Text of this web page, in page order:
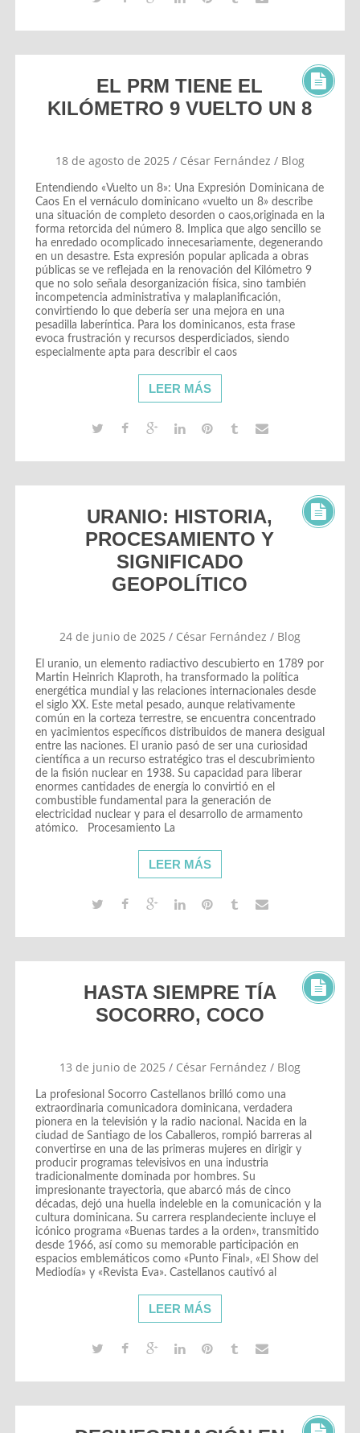
EL PRM TIENE EL
KILÓMETRO 9 VUELTO UN 8
18 de agosto de 2025 / César Fernández / Blog
Entendiendo «Vuelto un 8»: Una Expresión Dominicana de
Caos En el vernáculo dominicano «vuelto un 8» describe
una situación de completo desorden o caos,originada en la
forma retorcida del número 8. Implica que algo sencillo se
ha enredado ocomplicado innecesariamente, degenerando
en un desastre. Esta expresión popular aplicada a obras
públicas se ve reflejada en la renovación del Kilómetro 9
que no solo señala desorganización física, sino también
incompetencia administrativa y malaplanificación,
convirtiendo lo que debería ser una mejora en una
pesadilla laberíntica. Para los dominicanos, esta frase
evoca frustración y recursos desperdiciados, siendo
especialmente apta para describir el caos
LEER MÁS
URANIO: HISTORIA,
PROCESAMIENTO Y
SIGNIFICADO
GEOPOLÍTICO
24 de junio de 2025 / César Fernández / Blog
El uranio, un elemento radiactivo descubierto en 1789 por
Martin Heinrich Klaproth, ha transformado la política
energética mundial y las relaciones internacionales desde
el siglo XX. Este metal pesado, aunque relativamente
común en la corteza terrestre, se encuentra concentrado
en yacimientos específicos distribuidos de manera desigual
entre las naciones. El uranio pasó de ser una curiosidad
científica a un recurso estratégico tras el descubrimiento
de la fisión nuclear en 1938. Su capacidad para liberar
enormes cantidades de energía lo convirtió en el
combustible fundamental para la generación de
electricidad nuclear y para el desarrollo de armamento
atómico. Procesamiento La
LEER MÁS
HASTA SIEMPRE TÍA
SOCORRO, COCO
13 de junio de 2025 / César Fernández / Blog
La profesional Socorro Castellanos brilló como una
extraordinaria comunicadora dominicana, verdadera
pionera en la televisión y la radio nacional. Nacida en la
ciudad de Santiago de los Caballeros, rompió barreras al
convertirse en una de las primeras mujeres en dirigir y
producir programas televisivos en una industria
tradicionalmente dominada por hombres. Su
impresionante trayectoria, que abarcó más de cinco
décadas, dejó una huella indeleble en la comunicación y la
cultura dominicana. Su carrera resplandeciente incluye el
icónico programa «Buenas tardes a la orden», transmitido
desde 1966, así como su memorable participación en
espacios emblemáticos como «Punto Final», «El Show del
Mediodía» y «Revista Eva». Castellanos cautivó al
LEER MÁS